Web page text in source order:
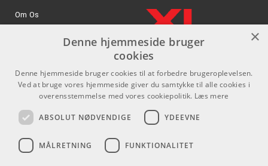
Om Os
GDPR & Cookies
.
Kontakt
Som privatperson kan du ikke
købe på denne hjemmeside, alt
Sociale medier
×
Denne hjemmeside bruger
cookies
Denne hjemmeside bruger cookies til at forbedre brugeroplevelsen.
Ved at bruge vores hjemmeside giver du samtykke til alle cookies i
overensstemmelse med vores cookiepolitik. Læs mere
ABSOLUT NØDVENDIGE YDEEVNE
MÅLRETNING FUNKTIONALITET